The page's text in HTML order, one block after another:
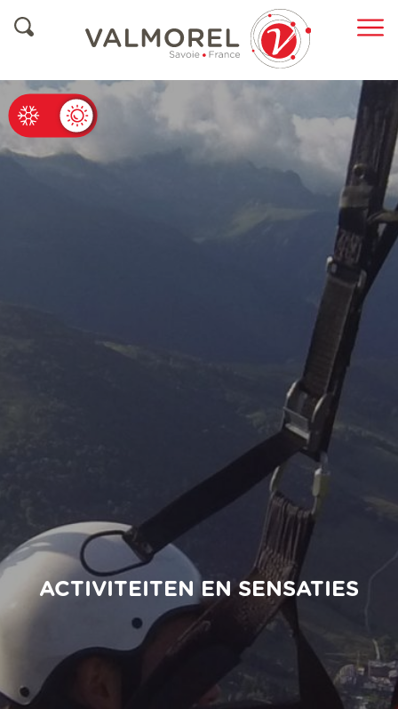
ACTIVITEITEN EN SENSATIES